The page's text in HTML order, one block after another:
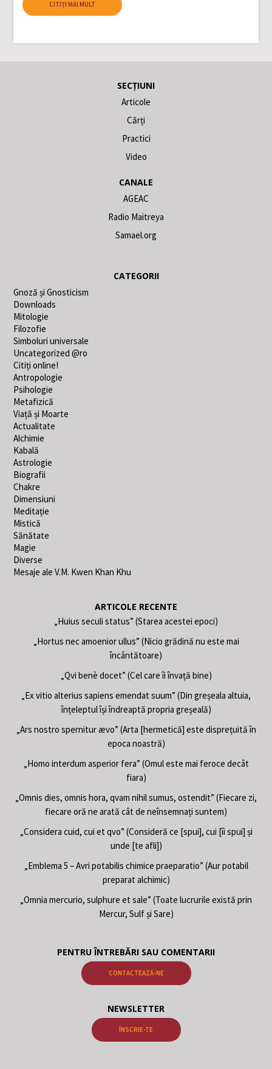
CITIȚI MAI MULT
SECȚIUNI
Articole
Cărți
Practici
Video
CANALE
AGEAC
Radio Maitreya
Samael.org
CATEGORII
Gnoză și Gnosticism
Downloads
Mitologie
Filozofie
Simboluri universale
Uncategorized @ro
Citiți online!
Antropologie
Psihologie
Metafizică
Viață și Moarte
Actualitate
Alchimie
Kabală
Astrologie
Biografii
Chakre
Dimensiuni
Meditație
Mistică
Sănătate
Magie
Diverse
Mesaje ale V.M. Kwen Khan Khu
ARTICOLE RECENTE
„Huius seculi status” (Starea acestei epoci)
„Hortus nec amoenior ullus” (Nicio grădină nu este mai
încântătoare)
„Qvi benè docet” (Cel care îi învață bine)
„Ex vitio alterius sapiens emendat suum” (Din greșeala altuia,
înțeleptul își îndreaptă propria greșeală)
„Ars nostro spernitur ævo” (Arta [hermetică] este disprețuită în
epoca noastră)
„Homo interdum asperior fera” (Omul este mai feroce decât
fiara)
„Omnis dies, omnis hora, qvam nihil sumus, ostendit” (Fiecare zi,
fiecare oră ne arată cât de neînsemnați suntem)
„Considera cuid, cui et qvo” (Consideră ce [spui], cui [îi spui] și
unde [te afli])
„Emblema 5 – Avri potabilis chimice praeparatio” (Aur potabil
preparat alchimic)
„Omnia mercurio, sulphure et sale” (Toate lucrurile există prin
Mercur, Sulf și Sare)
PENTRU ÎNTREBĂRI SAU COMENTARII
CONTACTEAZĂ-NE
NEWSLETTER
ÎNSCRIE-TE